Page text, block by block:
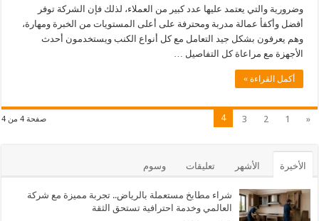
وضرورية والتي يعتمد عليها عدد كبير من العملاء، لذلك فإن الشركة توفر
أفضل وأكفأ عمالة مدربة ومحترفة على أعلى المستويات من الخبرة ومهارة،
وهم يعرفون بشكل جيد التعامل مع كل أنواع الكنب ويستخدمون أحدث
الأجهزة مع مراعاة كل التفاصيل …
أكمل القراءة »
صفحة 4 من 4 «
1
2
3
4
الأخيرة الأشهر تعليقات وسوم
شراء مطابخ مستعملة بالرياض.. تجربة مميزة مع شركة
العالمي وخدمة احترافية تستحق الثقة